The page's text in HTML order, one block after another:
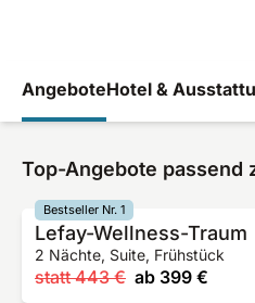
AngeboteHotel &
Top-Angebote passend
Lefay-Wellness-Traum
2 Nächte, Suite, Frühstück
statt 443 € ab 399 €
Bestseller Nr. 1